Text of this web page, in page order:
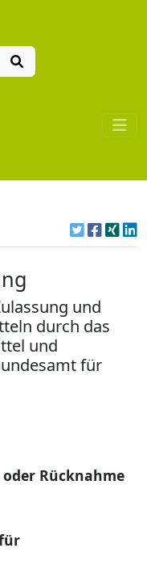
und
durch das
und
für
Rücknahme